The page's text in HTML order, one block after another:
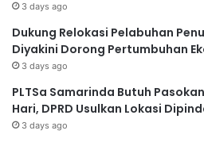
3 days ago
Dukung Relokasi Pelabuhan
Diyakini Dorong Pertumbuhan
3 days ago
PLTSa Samarinda Butuh
Hari, DPRD Usulkan Lokasi
3 days ago